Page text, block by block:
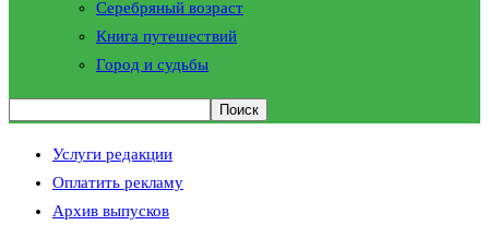
Серебряный возраст
Книга путешествий
Город и судьбы
Услуги редакции
Оплатить рекламу
Архив выпусков